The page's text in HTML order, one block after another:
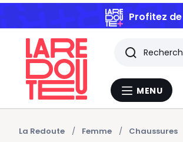
Profitez
Menu
MENU
Rechercher
Les
La Redoute Femme Chaussures